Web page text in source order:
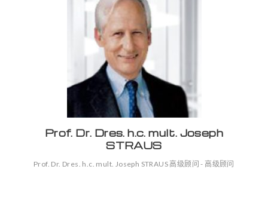
Prof. Dr. Dres. h.c. mult. Joseph
STRAUS
Prof. Dr. Dres. h.c. mult. Joseph STRAUS 高级顾问 - 高级顾问